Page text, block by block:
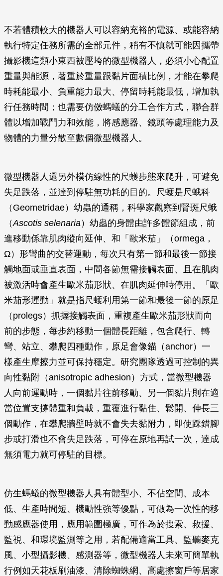
不若體積較大的機器人可以容納充裕的電源、或能容納
執行特定任務所需的全部元件，稍有不慎就可能因攜帶
攝影機這類小東西被壓垮的微型機器人，必須小心配置
重量與能源，著重於重量跟黏片面積比例，才能在攀爬
時耗能最小、負重能力最大、停留時耗能最低，增加執
行任務時間；也需要仿傚螞蟻的分工合作方式，聯合群
體以增加戰鬥力和效能，將感應器、鏡頭等處理能力及
物體的力量分散至數個微型機器人。
微型機器人還另外模仿線性的尺蠖步態來爬升，可避免
失足跌落，並達到停駐無功耗的目的。尺蠖是尺蛾科
（Geometridae）幼蟲的通稱，科學家觀察到腎斑尺蛾
（Ascotis selenaria）幼蟲的身體由許多體節組成，前
進移動係靠肌肉縱向延伸、和「歐米茄」（ormega，
Ω）形彎曲的交替運動，每次只有第一節和最後一節接
觸地面或垂直表面，中間各節無需接觸表面、且在肌肉
被激活時會產生歐米茄形狀、在肌肉延伸時停用。「歐
米茄形運動」就是指尺蠖利用第一節和最後一節的原足
（prolegs）抓握接觸表面，重複產生歐米茄形狀而向
前的步態，每步約移動一個體長距離，包含爬行、轉
彎、站立、攀爬四種動作，原足會像錨（anchor）一
樣產生摩擦力並可保持穩定。研究團隊透過可控制的異
向性黏附（anisotropic adhesion）方式，當微型機器
人向前運動時，一個黏片往前移動、另一個黏片則在適
當位置支撐體重和負載，重覆進行黏住、鬆開、伸長三
個動作，在攀爬牆壁時就不會失去黏附力，即使踩錯腳
步或打滑也不會失足跌落，可停在原地再試一次，達成
無須電力就可停駐的目標。
仿生螞蟻的微型機器人具有體型小、不佔空間、成本
低、生產時間短、機動性強等優點，可做為一次性的移
動感應器使用，應用範圍極廣，可作為於搜索、救援、
監視、和環境監測等之用，若配備適當工具、監聽麥克
風、小型攝影機、感測器等，微型機器人未來可簡單執
行例如天花板刷油漆、清除蜘蛛網、高處擦窗戶等居家